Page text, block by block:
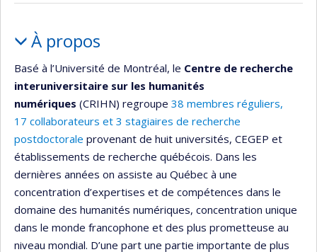
Portrait
À propos
Basé à l’Université de Montréal, le Centre de recherche
interuniversitaire sur les humanités
numériques (CRIHN) regroupe 38 membres réguliers,
17 collaborateurs et 3 stagiaires de recherche
postdoctorale provenant de huit universités, CEGEP et
établissements de recherche québécois. Dans les
dernières années on assiste au Québec à une
concentration d’expertises et de compétences dans le
domaine des humanités numériques, concentration unique
dans le monde francophone et des plus prometteuse au
niveau mondial. D’une part une partie importante de plus